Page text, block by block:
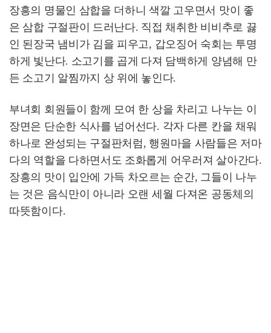
장흥의 명물인 삼합을 더하니 색깔 고우면서 맛이 좋
은 삼합 구절판이 드러난다. 직접 채취한 비비추로 끓
인 된장국 냄비가 김을 피우고, 갑오징어 숙회는 투명
하게 빛난다. 소고기를 곱게 다져 담백하게 양념해 만
든 소고기 알찜까지 상 위에 놓인다.
부녀회 회원들이 함께 모여 한 상을 차리고 나누는 이
장면은 단순한 식사를 넘어선다. 각자 다른 칸을 채워
하나로 완성되는 구절판처럼, 행원마을 사람들은 저마
다의 역할을 다하면서도 조화롭게 어우러져 살아간다.
장흥의 맛이 입안에 가득 차오르는 순간, 그들이 나누
는 것은 음식만이 아니라 오랜 세월 다져온 공동체의
따뜻함이다.